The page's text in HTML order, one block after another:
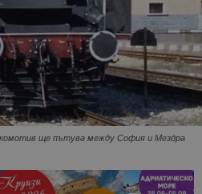
ще пътува между София и Мездрa